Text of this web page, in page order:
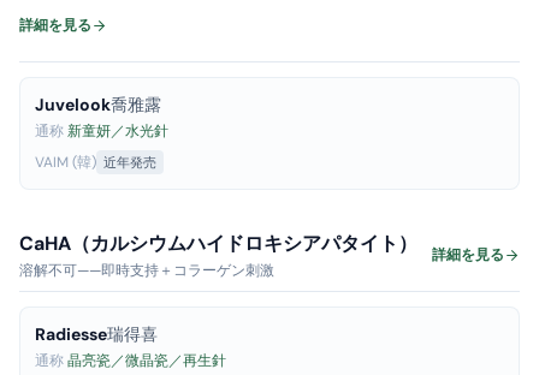
詳細を見る
Juvelook喬雅露
通称新童妍／水光針
VAIM (韓) 近年発売
CaHA（カルシウムハイドロキシアパタイト）
溶解不可——即時支持＋コラーゲン刺激
詳細を見る
Radiesse瑞得喜
通称晶亮瓷／微晶瓷／再生針